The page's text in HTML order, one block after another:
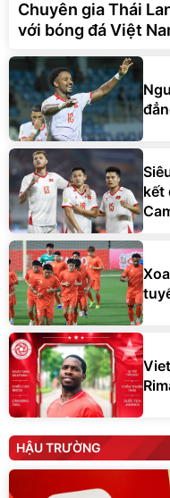
Chuyên gia Thái
với bóng đá Việt
kết
HẬU TRƯỜNG